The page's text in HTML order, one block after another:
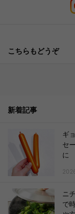
こちらもどうぞ
新着記事
ギ
セ
に
ニ
で